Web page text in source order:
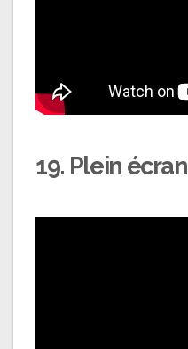
19. Plein écran